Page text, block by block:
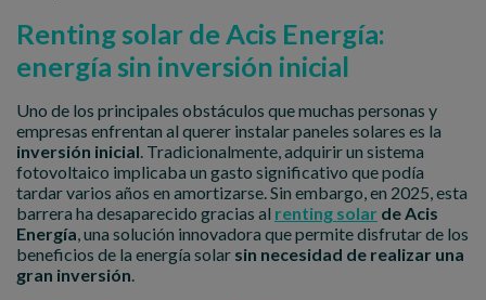
Renting solar de Acis Energía:
energía sin inversión inicial
Uno de los principales obstáculos que muchas personas y
empresas enfrentan al querer instalar paneles solares es la
inversión inicial . Tradicionalmente, adquirir un sistema
fotovoltaico implicaba un gasto significativo que podía
tardar varios años en amortizarse. Sin embargo, en 2025, esta
barrera ha desaparecido gracias al renting solar de Acis
Energía , una solución innovadora que permite disfrutar de los
beneficios de la energía solar sin necesidad de realizar una
gran inversión